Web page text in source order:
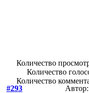
Количество
Количество
Количество
#293
Автор: